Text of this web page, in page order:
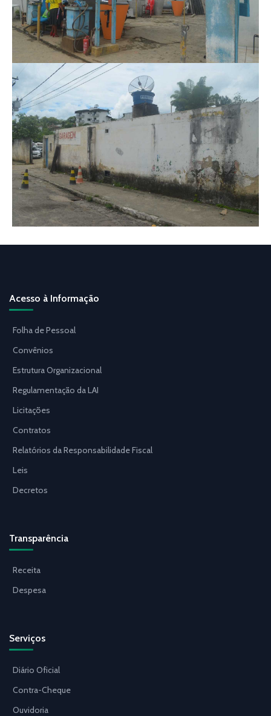
Acesso à Informação
Folha de Pessoal
Convênios
Estrutura Organizacional
Regulamentação da LAI
Licitações
Contratos
Relatórios da Responsabilidade Fiscal
Leis
Decretos
Transparência
Receita
Despesa
Serviços
Diário Oficial
Contra-Cheque
Ouvidoria